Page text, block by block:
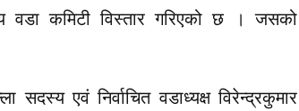
वडा कमिटी विस्तार गरिएको छ । जसको
एवं निर्वाचित वडाध्यक्ष विरेन्द्रकुमार